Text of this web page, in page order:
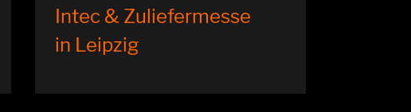
Intec & Zuliefermesse
in Leipzig